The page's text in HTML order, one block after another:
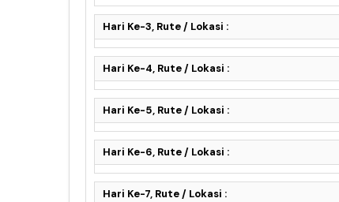
Hari Ke-3, Rute / Lokasi :
Hari Ke-4, Rute / Lokasi :
Hari Ke-5, Rute / Lokasi :
Hari Ke-6, Rute / Lokasi :
Hari Ke-7, Rute / Lokasi :